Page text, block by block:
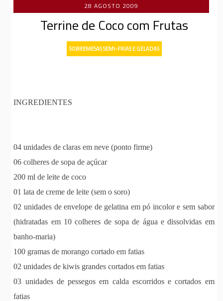
28 AGOSTO 2009
Terrine de Coco com Frutas
SOBREMESAS SEMI-FRIAS E GELADAS
INGREDIENTES
04 unidades de claras em neve (ponto firme)
06 colheres de sopa de açúcar
200 ml de leite de coco
01 lata de creme de leite (sem o soro)
02 unidades de envelope de gelatina em pó incolor e sem sabor
(hidratadas em 10 colheres de sopa de água e dissolvidas em
banho-maria)
100 gramas de morango cortado em fatias
02 unidades de kiwis grandes cortados em fatias
03 unidades de pessegos em calda escorridos e cortados em
fatias